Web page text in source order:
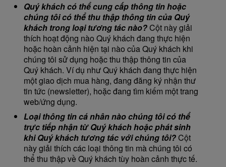
Quý khách có thể cung cấp thông tin hoặc
chúng tôi có thể thu thập thông tin của Quý
khách trong loại tương tác nào? Cột này giải
thích hoạt động nào Quý khách đang thực hiện
hoặc hoàn cảnh hiện tại nào của Quý khách khi
chúng tôi sử dụng hoặc thu thập thông tin của
Quý khách. Ví dụ như Quý khách đang thực hiện
một giao dịch mua hàng, đang đăng ký nhận thư
tin tức (newsletter), hoặc đang tìm kiếm một trang
web/ứng dụng.
Loại thông tin cá nhân nào chúng tôi có thể
trực tiếp nhận từ Quý khách hoặc phát sinh
khi Quý khách tương tác với chúng tôi? Cột
này giải thích các loại thông tin mà chúng tôi có
thể thu thập về Quý khách tùy hoàn cảnh thực tế.